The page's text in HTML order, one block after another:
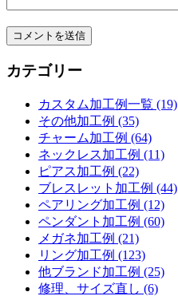
カテゴリー
カスタム加工例一覧 (19)
その他加工例 (35)
チャーム加工例 (64)
ネックレス加工例 (11)
ピアス加工例 (22)
ブレスレット加工例 (44)
ペアリング加工例 (12)
ペンダント加工例 (60)
メガネ加工例 (21)
リング加工例 (123)
他ブランド加工例 (25)
修理、サイズ直し (6)